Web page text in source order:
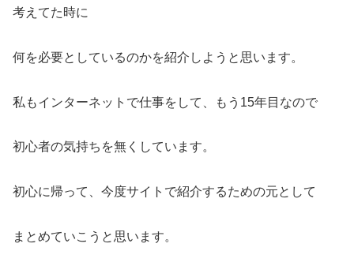
考えてた時に
何を必要としているのかを紹介しようと思います。
私もインターネットで仕事をして、もう15年目なので
初心者の気持ちを無くしています。
初心に帰って、今度サイトで紹介するための元として
まとめていこうと思います。